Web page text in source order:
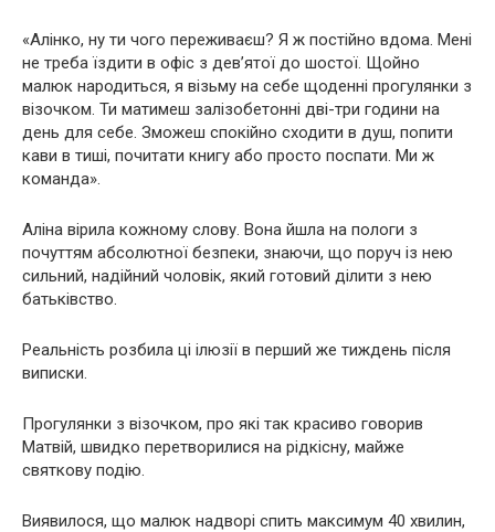
«Алінко, ну ти чого переживаєш? Я ж постійно вдома. Мені
не треба їздити в офіс з дев’ятої до шостої. Щойно
малюк народиться, я візьму на себе щоденні прогулянки з
візочком. Ти матимеш залізобетонні дві-три години на
день для себе. Зможеш спокійно сходити в душ, попити
кави в тиші, почитати книгу або просто поспати. Ми ж
команда».
Аліна вірила кожному слову. Вона йшла на пологи з
почуттям абсолютної безпеки, знаючи, що поруч із нею
сильний, надійний чоловік, який готовий ділити з нею
батьківство.
Реальність розбила ці ілюзії в перший же тиждень після
виписки.
Прогулянки з візочком, про які так красиво говорив
Матвій, швидко перетворилися на рідкісну, майже
святкову подію.
Виявилося, що малюк надворі спить максимум 40 хвилин,